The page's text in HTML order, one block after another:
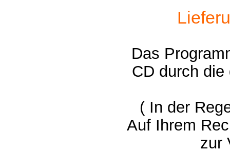
Das
CD durch
( In der
Auf Ihrem
zur